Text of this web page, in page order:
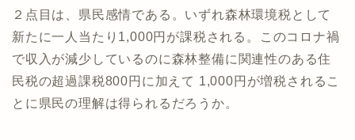
２点目は、県民感情である。いずれ森林環境税として
新たに一人当たり1,000円が課税される。このコロナ禍
で収入が減少しているのに森林整備に関連性のある住
民税の超過課税800円に加えて 1,000円が増税されるこ
とに県民の理解は得られるだろうか。